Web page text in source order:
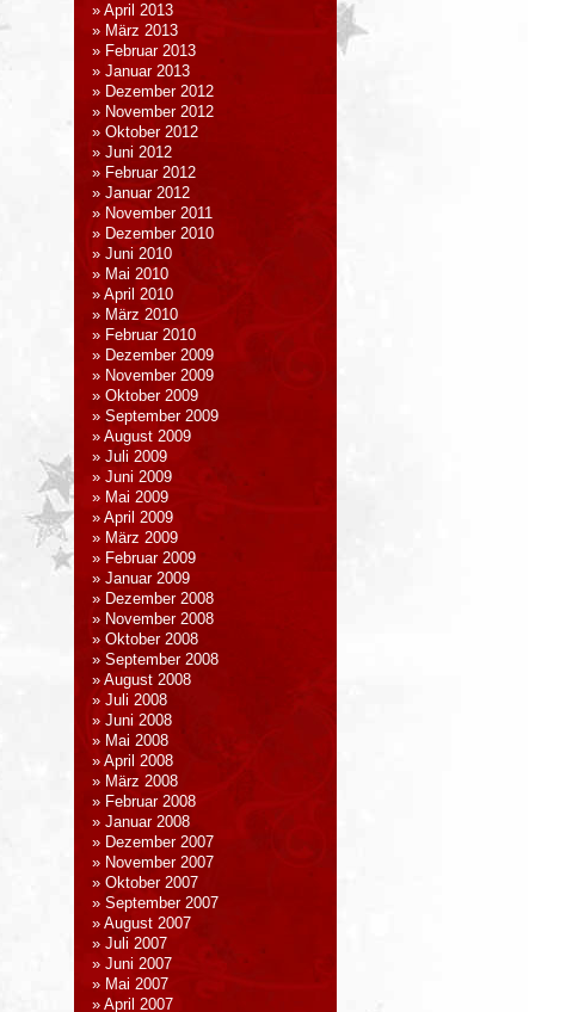
April 2013
März 2013
Februar 2013
Januar 2013
Dezember 2012
November 2012
Oktober 2012
Juni 2012
Februar 2012
Januar 2012
November 2011
Dezember 2010
Juni 2010
Mai 2010
April 2010
März 2010
Februar 2010
Dezember 2009
November 2009
Oktober 2009
September 2009
August 2009
Juli 2009
Juni 2009
Mai 2009
April 2009
März 2009
Februar 2009
Januar 2009
Dezember 2008
November 2008
Oktober 2008
September 2008
August 2008
Juli 2008
Juni 2008
Mai 2008
April 2008
März 2008
Februar 2008
Januar 2008
Dezember 2007
November 2007
Oktober 2007
September 2007
August 2007
Juli 2007
Juni 2007
Mai 2007
April 2007